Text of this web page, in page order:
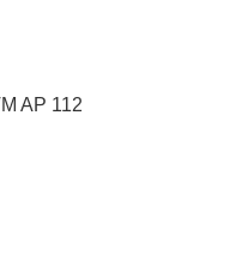
AP 112